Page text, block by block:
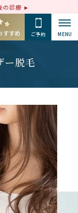
の診療
すすめ ご予約 MENU
ー脱毛